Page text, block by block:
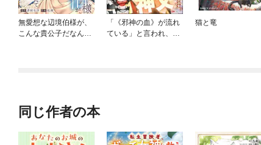
無愛想な辺境伯様が、
こんな貴公子だなんて
「《邪神の血》が流れ
ている」と言われ、神
猫と竜
同じ作者の本